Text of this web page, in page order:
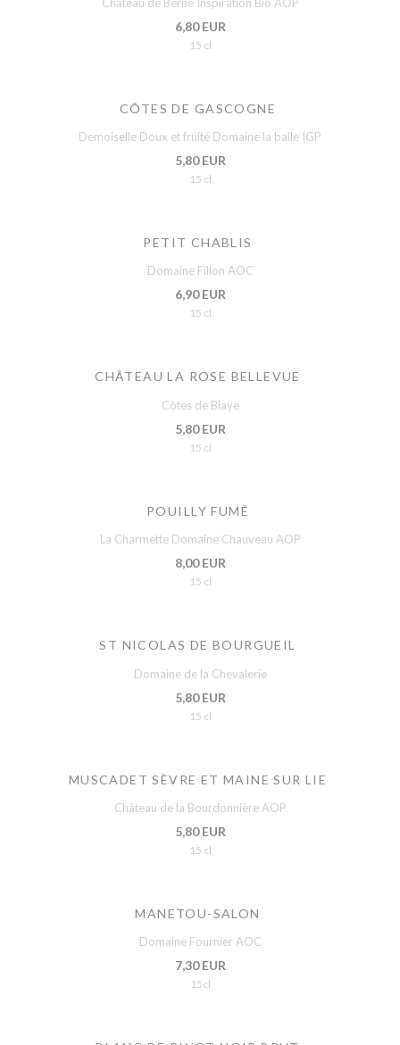
6,80 EUR
15 cl
CÔTES DE GASCOGNE
Demoiselle Doux et fruité Domaine la balle IGP
5,80 EUR
15 cl
PETIT CHABLIS
Domaine Fillon AOC
6,90 EUR
15 cl
CHÂTEAU LA ROSE BELLEVUE
Côtes de Blaye
5,80 EUR
15 cl
POUILLY FUMÉ
La Charmette Domaine Chauveau AOP
8,00 EUR
15 cl
ST NICOLAS DE BOURGUEIL
Domaine de la Chevalerie
5,80 EUR
15 cl
MUSCADET SÈVRE ET MAINE SUR LIE
Château de la Bourdonnière AOP
5,80 EUR
15 cl
MANETOU-SALON
Domaine Fournier AOC
7,30 EUR
15cl